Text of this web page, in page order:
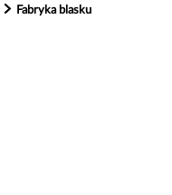
Fabryka blasku